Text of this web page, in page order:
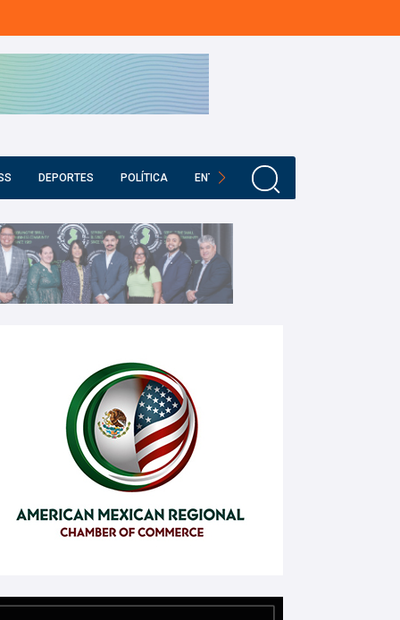
DEPORTES POLÍTICA ENTRETENIMIENTO